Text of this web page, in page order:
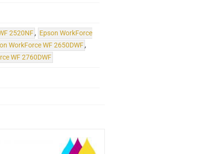
2520NF, Epson WorkForce
WorkForce WF 2650DWF,
WF 2760DWF